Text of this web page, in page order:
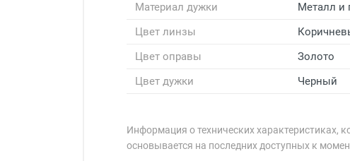
Материал дужки
Металл и
Цвет линзы
Цвет оправы
Золото
Цвет дужки
Черный
Информация о технических характеристиках,
основывается на последних доступных к